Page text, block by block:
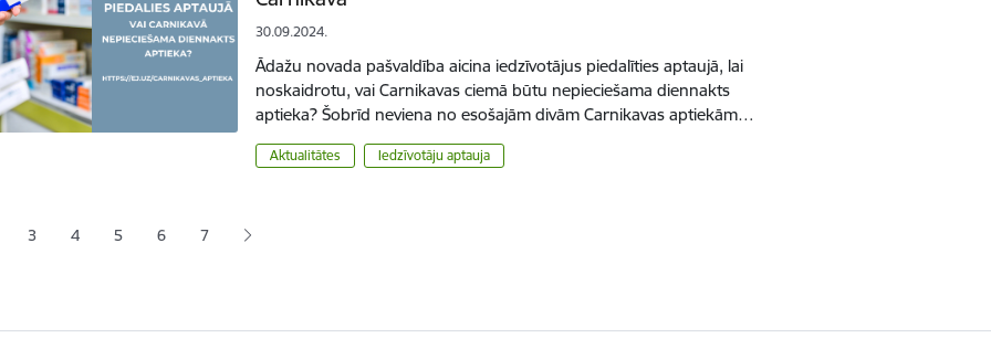
30.09.2024.
Ādažu novada pašvaldība aicina iedzīvotājus piedalīties aptaujā, lai
noskaidrotu, vai Carnikavas ciemā būtu nepieciešama diennakts
aptieka? Šobrīd neviena no esošajām divām Carnikavas aptiekām…
Aktualitātes Iedzīvotāju aptauja
lapaLapa
3 Lapa
4 Lapa
5 Lapa
6 7